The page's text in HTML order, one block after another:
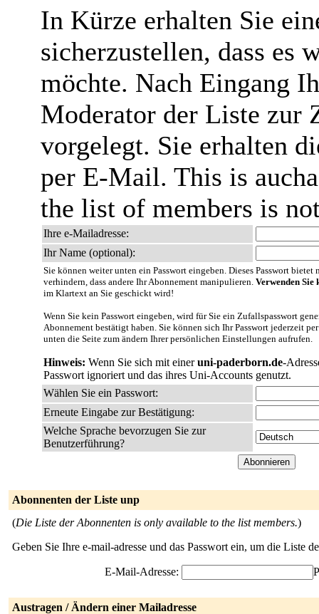
In Kürze erhalten Sie
sicherzustellen, dass es
möchte. Nach Eingang
Moderator der Liste zur
vorgelegt. Sie erhalten
per E-Mail. This is
the list of members is
Ihre e-Mailadresse:
Ihr Name (optional):
Sie können weiter unten ein Passwort eingeben. Dieses Passwort
verhindern, dass andere Ihr Abonnement manipulieren. Verwenden Sie
im Klartext an Sie geschickt wird!
Wenn Sie kein Passwort eingeben, wird für Sie ein Zufallspasswort
Abonnement bestätigt haben. Sie können sich Ihr Passwort jederzeit
unten die Seite zum ändern Ihrer persönlichen Einstellungen aufrufen.
Hinweis: Wenn Sie sich mit eineruni-paderborn.de-
Passwort ignoriert und das ihres Uni-Accounts genutzt.
Wählen Sie ein Passwort:
Erneute Eingabe zur Bestätigung:
Welche Sprache bevorzugen Sie zur
Benutzerführung?
Abonnenten der Liste unp
(Die Liste der Abonnenten is only available to the list members.)
Geben Sie Ihre e-mail-adresse und das Passwort ein, um die Liste
E-Mail-Adresse:
Austragen / Ändern einer Mailadresse